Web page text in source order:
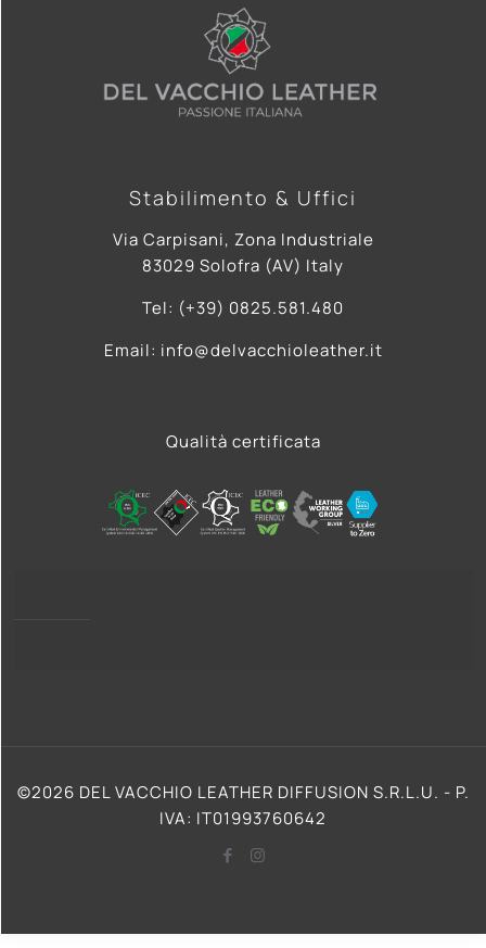
Stabilimento & Uffici
Via Carpisani, Zona Industriale
83029 Solofra (AV) Italy
Tel: (+39) 0825.581.480
Email: info@delvacchioleather.it
Qualità certificata
©2026 DEL VACCHIO LEATHER DIFFUSION S.R.L.U. - P.
IVA: IT01993760642